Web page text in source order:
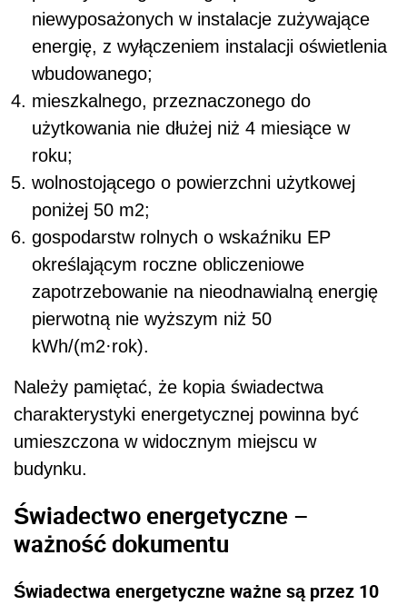
niewyposażonych w instalacje zużywające
energię, z wyłączeniem instalacji oświetlenia
wbudowanego;
mieszkalnego, przeznaczonego do
użytkowania nie dłużej niż 4 miesiące w
roku;
wolnostojącego o powierzchni użytkowej
poniżej 50 m2;
gospodarstw rolnych o wskaźniku EP
określającym roczne obliczeniowe
zapotrzebowanie na nieodnawialną energię
pierwotną nie wyższym niż 50
kWh/(m2·rok).
Należy pamiętać, że kopia świadectwa
charakterystyki energetycznej powinna być
umieszczona w widocznym miejscu w
budynku.
Świadectwo energetyczne –
ważność dokumentu
Świadectwa energetyczne ważne są przez 10